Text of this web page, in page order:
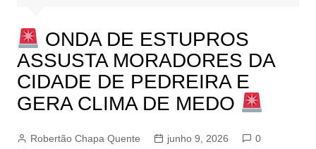
ONDA DE ESTUPROS
ASSUSTA MORADORES DA
CIDADE DE PEDREIRA E
GERA CLIMA DE MEDO
Robertão Chapa Quente junho 9, 2026
0